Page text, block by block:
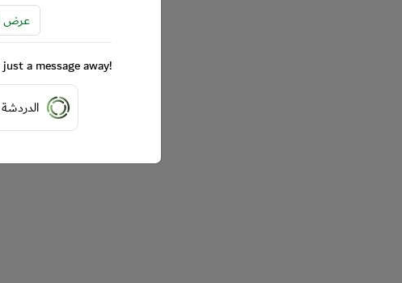
عرض
a message away!